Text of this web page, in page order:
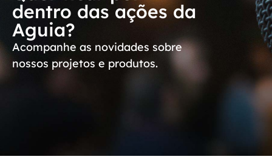
dentro das ações da
Aguia?
Acompanhe as novidades sobre
nossos projetos e produtos.